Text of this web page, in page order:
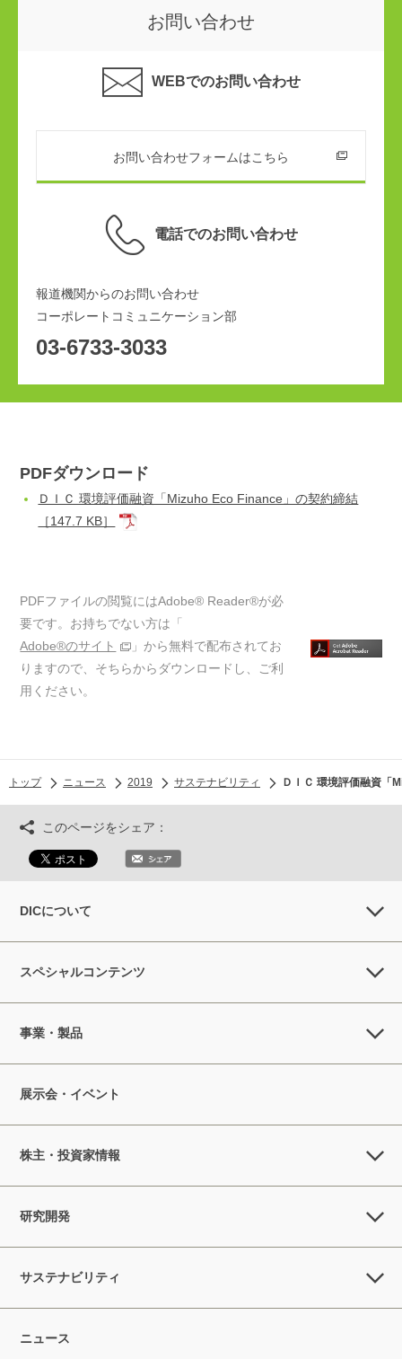
お問い合わせ
WEBでのお問い合わせ
お問い合わせフォームはこちら
電話でのお問い合わせ
報道機関からのお問い合わせ
コーポレートコミュニケーション部
03-6733-3033
PDFダウンロード
ＤＩＣ 環境評価融資「Mizuho Eco Finance」の契約締結
［147.7 KB］
PDFファイルの閲覧にはAdobe® Reader®が必
要です。お持ちでない方は「
Adobe®のサイト
」から無料で配布されてお
りますので、そちらからダウンロードし、ご利
用ください。
トップ ニュース 2019 サステナビリティ ＤＩＣ 環境評価融資「
このページをシェア：
DICについて
スペシャルコンテンツ
事業・製品
展示会・イベント
株主・投資家情報
研究開発
サステナビリティ
ニュース